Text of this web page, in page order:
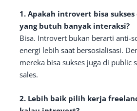
1. Apakah introvert bisa
yang butuh banyak interaksi?
Bisa. Introvert bukan berarti anti-
energi lebih saat bersosialisasi.
mereka bisa sukses juga di public
sales.
2. Lebih baik pilih kerja